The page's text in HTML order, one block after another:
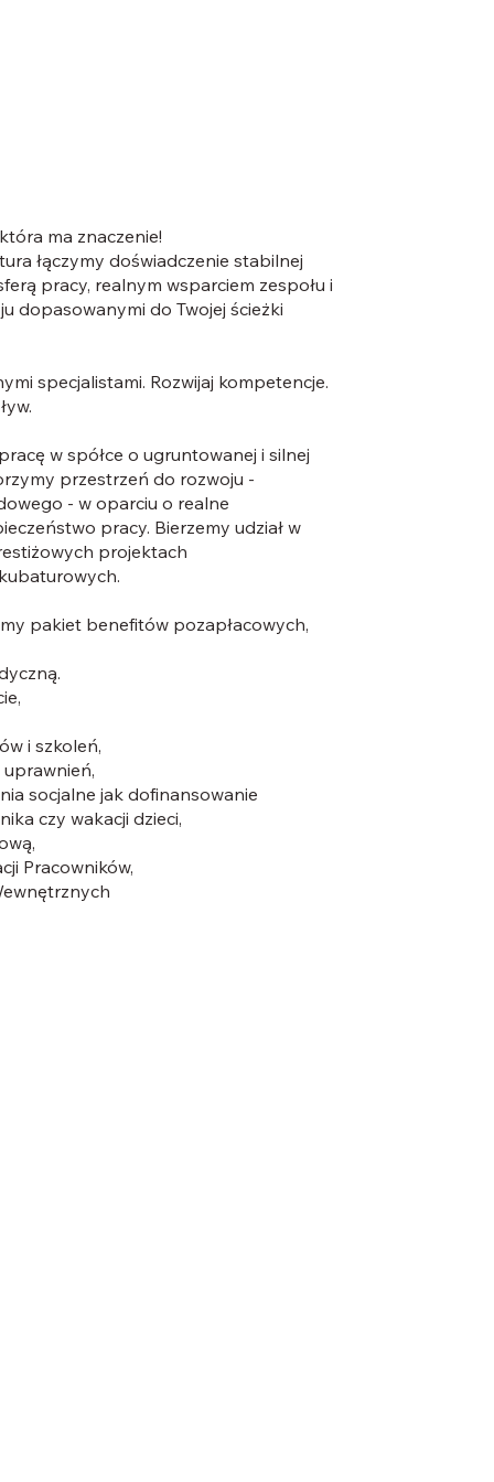
ma znaczenie!
łączymy doświadczenie stabilnej
pracy, realnym wsparciem zespołu i
dopasowanymi do Twojej ścieżki
specjalistami. Rozwijaj kompetencje.
w spółce o ugruntowanej i silnej
przestrzeń do rozwoju -
- w oparciu o realne
pracy. Bierzemy udział w
projektach
pakiet benefitów pozapłacowych,
i szkoleń,
socjalne jak dofinansowanie
czy wakacji dzieci,
Pracowników,